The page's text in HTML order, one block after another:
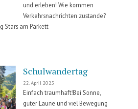
und erleben! Wie kommen
Verkehrsnachrichten zustande?
Stars am Parkett
Schulwandertag
22. April 2025
Einfach traumhaft!Bei Sonne,
guter Laune und viel Bewegung